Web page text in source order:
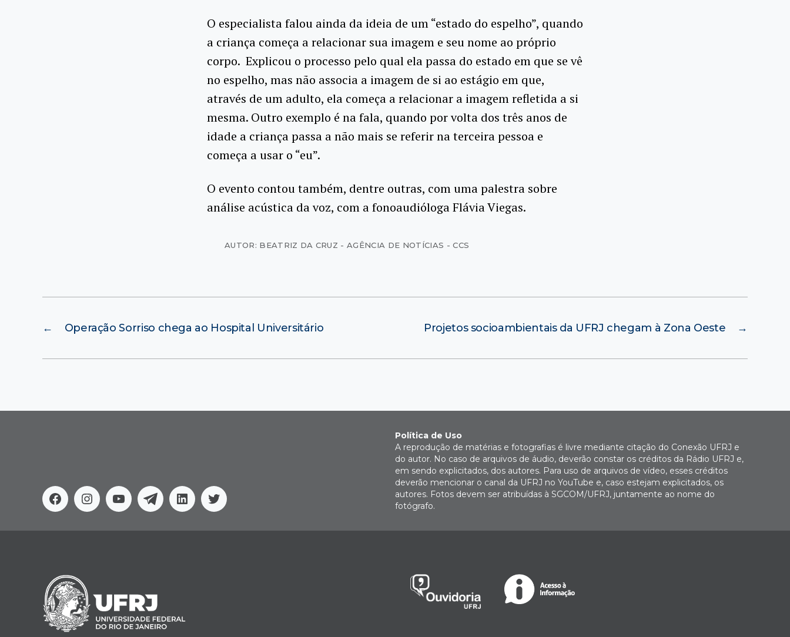
O especialista falou ainda da ideia de um “estado do espelho”, quando
a criança começa a relacionar sua imagem e seu nome ao próprio
corpo. Explicou o processo pelo qual ela passa do estado em que se vê
no espelho, mas não associa a imagem de si ao estágio em que,
através de um adulto, ela começa a relacionar a imagem refletida a si
mesma. Outro exemplo é na fala, quando por volta dos três anos de
idade a criança passa a não mais se referir na terceira pessoa e
começa a usar o “eu”.
O evento contou também, dentre outras, com uma palestra sobre
análise acústica da voz, com a fonoaudióloga Flávia Viegas.
AUTOR: BEATRIZ DA CRUZ - AGÊNCIA DE NOTÍCIAS - CCS
← Operação Sorriso chega ao Hospital Universitário →
Projetos socioambientais da UFRJ chegam à Zona Oeste
FacebookInstagram
YoutubeTelegramLinkedinTwitter
Política de Uso
A reprodução de matérias e fotografias é livre mediante citação do Conexão UFRJ e
do autor. No caso de arquivos de áudio, deverão constar os créditos da Rádio UFRJ e,
em sendo explicitados, dos autores. Para uso de arquivos de vídeo, esses créditos
deverão mencionar o canal da UFRJ no YouTube e, caso estejam explicitados, os
autores. Fotos devem ser atribuídas à SGCOM/UFRJ, juntamente ao nome do
fotógrafo.